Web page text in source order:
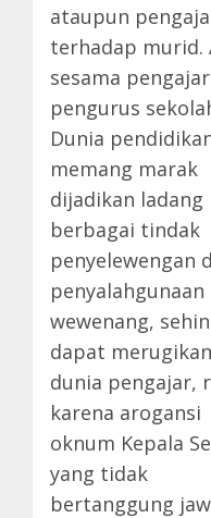
ataupun
terhadap murid.
sesama
pengurus
Dunia
memang marak
dijadikan ladang
berbagai tindak
penyelewengan
penyalahgunaan
wewenang,
dapat
dunia pengajar,
karena arogansi
oknum Kepala
yang tidak
bertanggung